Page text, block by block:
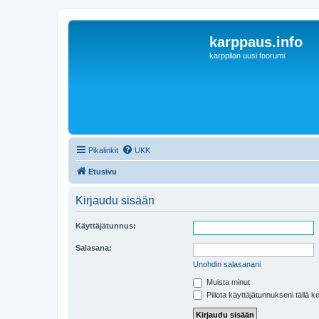
karppaus.info
karppilan uusi foorumi
Pikalinkit UKK
Etusivu
Kirjaudu sisään
Käyttäjätunnus:
Salasana:
Unohdin salasanani
Muista minut
Piilota käyttäjätunnukseni tällä